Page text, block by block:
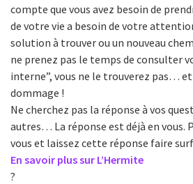
compte que vous avez besoin de
de votre vie a besoin de votre
solution à trouver ou un nouveau
ne prenez pas le temps de consulter
interne”, vous ne le trouverez pas…
dommage !
Ne cherchez pas la réponse à vos
autres… La réponse est déjà en vous.
vous et laissez cette réponse faire
En savoir plus sur L’Hermite
?